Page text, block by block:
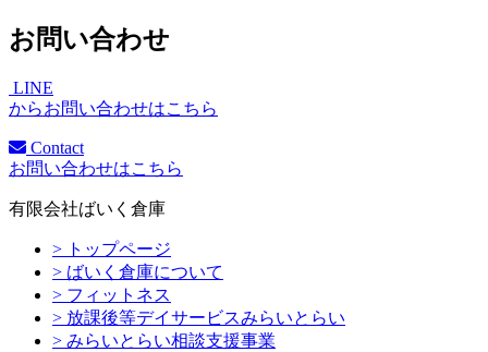
お問い合わせ
LINE
からお問い合わせはこちら
Contact
お問い合わせはこちら
有限会社ばいく倉庫
> トップページ
> ばいく倉庫について
> フィットネス
> 放課後等デイサービスみらいとらい
> みらいとらい相談支援事業